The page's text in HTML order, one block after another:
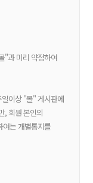
"과 미리 약정하여
이상 "몰" 게시판에
, 회원 본인의
여는 개별통지를